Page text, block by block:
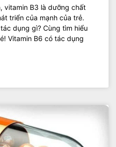
vitamin B3 là dưỡng chất
triển của mạnh của trẻ.
dụng gì? Cùng tìm hiểu
Vitamin B6 có tác dụng